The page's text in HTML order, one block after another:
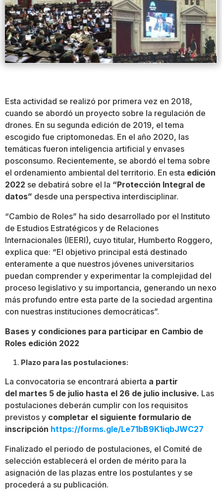
Esta actividad se realizó por primera vez en 2018,
cuando se abordó un proyecto sobre la regulación de
drones. En su segunda edición de 2019, el tema
escogido fue criptomonedas. En el año 2020, las
temáticas fueron inteligencia artificial y envases
posconsumo. Recientemente, se abordó el tema sobre
el ordenamiento ambiental del territorio. En esta edición
2022 se debatirá sobre el la “Protección Integral de
datos” desde una perspectiva interdisciplinar.
“Cambio de Roles” ha sido desarrollado por el Instituto
de Estudios Estratégicos y de Relaciones
Internacionales (IEERI), cuyo titular, Humberto Roggero,
explica que: “El objetivo principal está destinado
enteramente a que nuestros jóvenes universitarios
puedan comprender y experimentar la complejidad del
proceso legislativo y su importancia, generando un nexo
más profundo entre esta parte de la sociedad argentina
con nuestras instituciones democráticas”.
Bases y condiciones para participar en Cambio de
Roles edición 2022
Plazo para las postulaciones:
La convocatoria se encontrará abierta a partir
del martes 5 de julio hasta el 26 de julio inclusive. Las
postulaciones deberán cumplir con los requisitos
previstos y completar el siguiente formulario de
inscripción https://forms.gle/Le71bB9K1iqbJWC27
Finalizado el periodo de postulaciones, el Comité de
selección establecerá el orden de mérito para la
asignación de las plazas entre los postulantes y se
procederá a su publicación.